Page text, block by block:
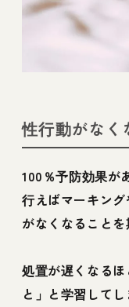
性行動がなく
100％予防効果が
行えばマーキン
がなくなることを
処置が遅くなる
と」と学習して